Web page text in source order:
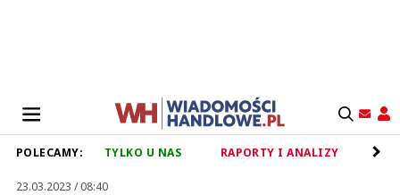
POLECAMY: TYLKO U NAS RAPORTY I ANALIZY
23.03.2023 / 08:40